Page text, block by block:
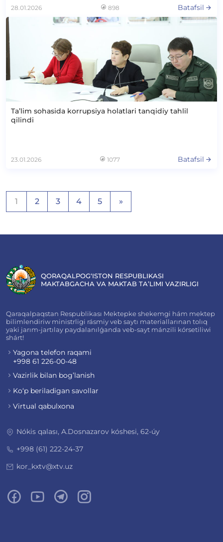
28.01.2026 898 Batafsil
Ta’lim sohasida korrupsiya holatlari tanqidiy tahlil
qilindi
23.01.2026 1077 Batafsil
Maqolalar
bo‘yicha
1 2 3 4 5 »
QORAQALPOG‘ISTON RESPUBLIKASI
MAKTABGACHA VA MAKTAB TA’LIMI VAZIRLIGI
Qaraqalpaqstan Respublikası Mektepke shekemgi hám mektep
bilimlendiriw ministrligi rásmiy veb saytı materiallarınan tolıq
yaki jarım-jartılay paydalanılǵanda veb-sayt mánzili kórsetiliwi
shárt!
Yagona telefon raqami
+998 61 226-00-48
Vazirlik bilan bog’lanish
Ko‘p beriladigan savollar
Virtual qabulxona
Nókis qalası, A.Dosnazarov kóshesi, 62-úy
+998 (61) 222-24-37
kor_kxtv@xtv.uz